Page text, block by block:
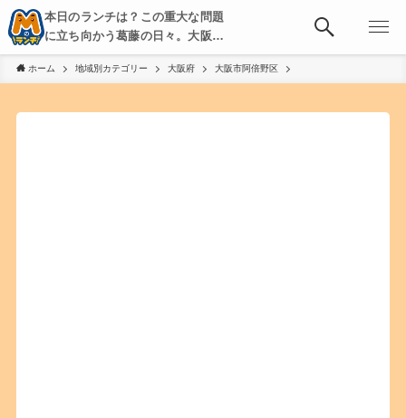
本日のランチは？この重大な問題
に立ち向かう葛藤の日々。大阪・
京都・神戸を中心とした食べ歩
き、飲み歩きを綴る。
ホーム 地域別カテゴリー 大阪府 大阪市阿倍野区